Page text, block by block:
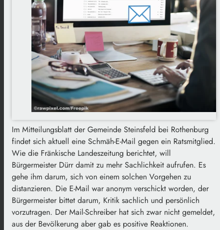
Im Mitteilungsblatt der Gemeinde Steinsfeld bei Rothenburg
findet sich aktuell eine Schmäh-E-Mail gegen ein Ratsmitglied.
Wie die Fränkische Landeszeitung berichtet, will
Bürgermeister Dürr damit zu mehr Sachlichkeit aufrufen. Es
gehe ihm darum, sich von einem solchen Vorgehen zu
distanzieren. Die E-Mail war anonym verschickt worden, der
Bürgermeister bittet darum, Kritik sachlich und persönlich
vorzutragen. Der Mail-Schreiber hat sich zwar nicht gemeldet,
aus der Bevölkerung aber gab es positive Reaktionen.